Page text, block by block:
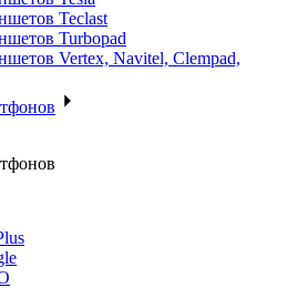
Teclast
Turbopad
Vertex, Navitel, Clempad,